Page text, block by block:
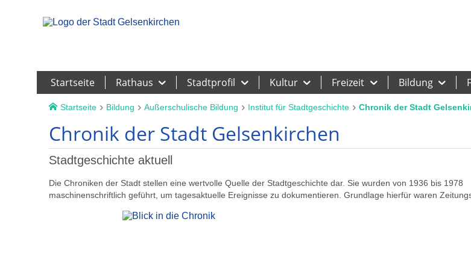
Startseite Rathaus Stadtprofil Kultur Freizeit Bildung
Startseite Bildung Außerschulische Bildung Institut für Stadtgeschichte Chronik der Stadt
Chronik der Stadt Gelsenkirchen
Stadtgeschichte aktuell
Die Chroniken der Stadt stellen eine wertvolle Quelle der Stadtgeschichte dar. Sie wurden von 1936 bis 1978
maschinenschriftlich geführt, um tagesaktuelle Ereignisse zu dokumentieren. Grundlage hierfür waren